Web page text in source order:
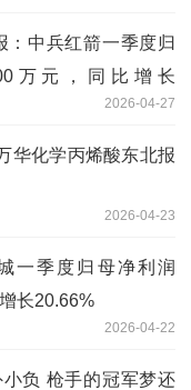
：中兵红箭一季度归
万元，同比增长
2026-04-27
华化学丙烯酸东北报
2026-04-23
一季度归母净利润
长20.66%
2026-04-22
负 枪手的冠军梦还